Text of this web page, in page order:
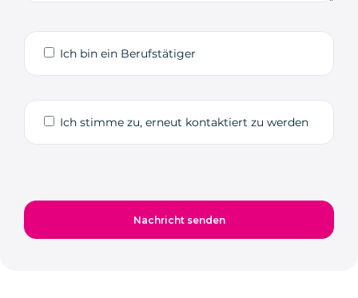
Ich bin ein Berufstätiger
Ich stimme zu, erneut kontaktiert zu werden